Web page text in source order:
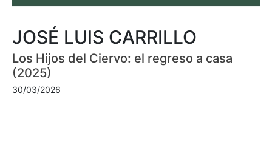
JOSÉ LUIS CARRILLO
Los Hijos del Ciervo: el regreso a casa
(2025)
30/03/2026